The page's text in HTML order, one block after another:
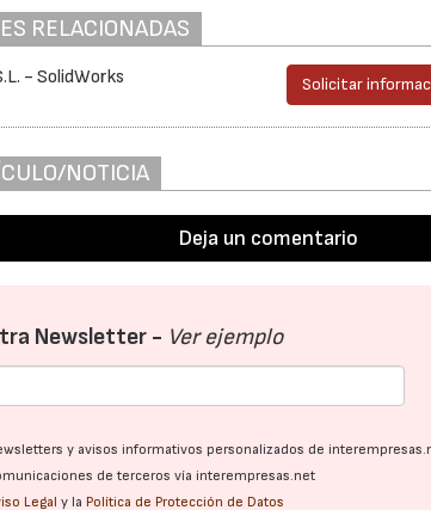
RELACIONADAS
- SolidWorks Solicitar
NOTICIA
Deja un comentario
Newsletter - Ver ejemplo
y avisos informativos personalizados de
de terceros vía interempresas.net
Legal y la Política de Protección de Datos